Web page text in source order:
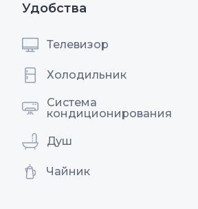
Удобства
Телевизор
Холодильник
Система
кондиционирования
Душ
Чайник